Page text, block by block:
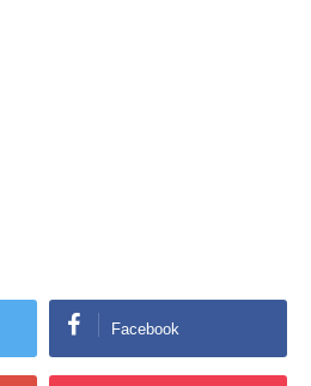
Facebook